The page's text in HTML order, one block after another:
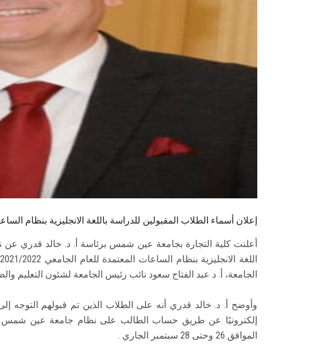
إعلان أسماء الطلاب المقبولين للدراسة باللغة الانجليزية بنظام
أعلنت كلية التجارة بجامعة عين شمس برئاسة أ. د. خالد قدري عن
الجامعة، أ. د عبد الفتاح سعود نائب رئيس الجامعة لشئون التعليم
وأوضح أ. د. خالد قدري أنه على الطلاب الذين تم قبولهم التوجه
الموافق 26 وحتى 28 سبتمبر الجاري .